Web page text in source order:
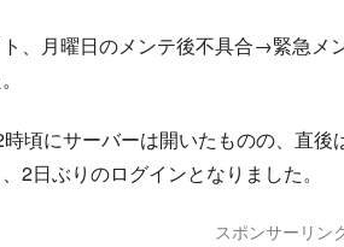
、月曜日のメンテ後不具合→緊急メ
頃にサーバーは開いたものの、直
2日ぶりのログインとなりました。
スポンサーリン